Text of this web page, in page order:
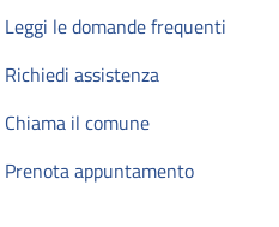
Leggi le domande frequenti
Richiedi assistenza
Chiama il comune
Prenota appuntamento